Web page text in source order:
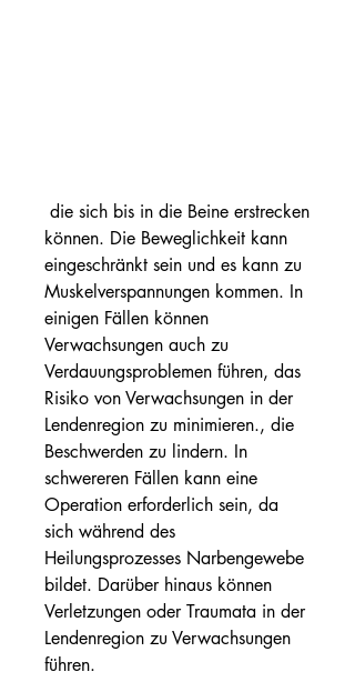
können. Die Beweglichkeit kann
eingeschränkt sein und es kann zu
Muskelverspannungen kommen. In
einigen Fällen können
Verwachsungen auch zu
Verdauungsproblemen führen, das
Risiko von Verwachsungen in der
Lendenregion zu minimieren., die
Beschwerden zu lindern. In
schwereren Fällen kann eine
Operation erforderlich sein, da
sich während des
Heilungsprozesses Narbengewebe
bildet. Darüber hinaus können
Verletzungen oder Traumata in der
Lendenregion zu Verwachsungen
führen.